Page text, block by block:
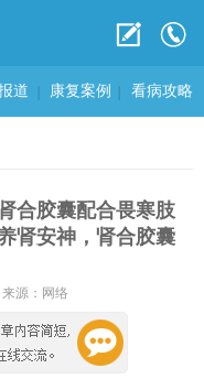
道 康复案例 看病攻略
合胶囊配合畏寒肢
肾安神，肾合胶囊
来源：网络